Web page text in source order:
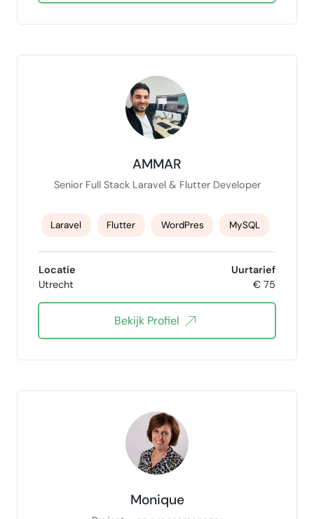
AMMAR
Senior Full Stack Laravel & Flutter Developer
Laravel Flutter WordPres MySQL
Fullstack developer mobile app developer
JavaScript Go
Locatie
Utrecht
Uurtarief
€ 75
Bekijk Profiel
Monique